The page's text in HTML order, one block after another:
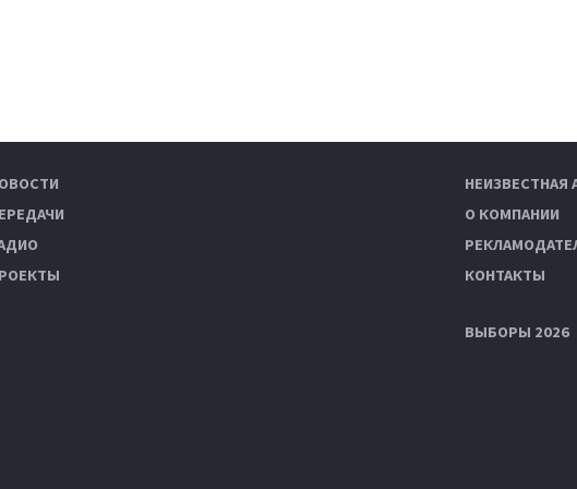
НЕИЗВЕСТНАЯ
О КОМПАНИИ
КОНТАКТЫ
ВЫБОРЫ 2026